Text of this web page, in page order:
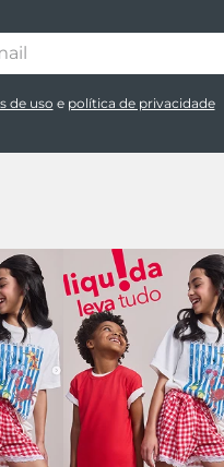
de uso e política de privacidade